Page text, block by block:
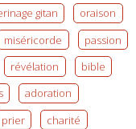
gitan
oraison
miséricorde
passion
révélation
bible
adoration
prier
charité